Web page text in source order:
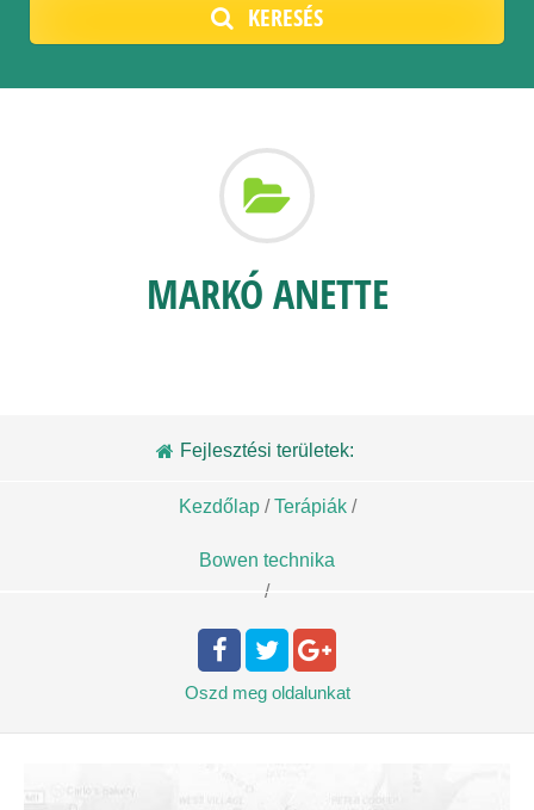
KERESÉS
MARKÓ ANETTE
Fejlesztési területek:
Kezdőlap / Terápiák /
Bowen technika
/
Oszd meg oldalunkat